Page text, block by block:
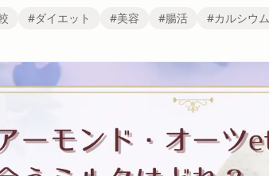
#ダイエット #美容 #腸活 #カルシウム